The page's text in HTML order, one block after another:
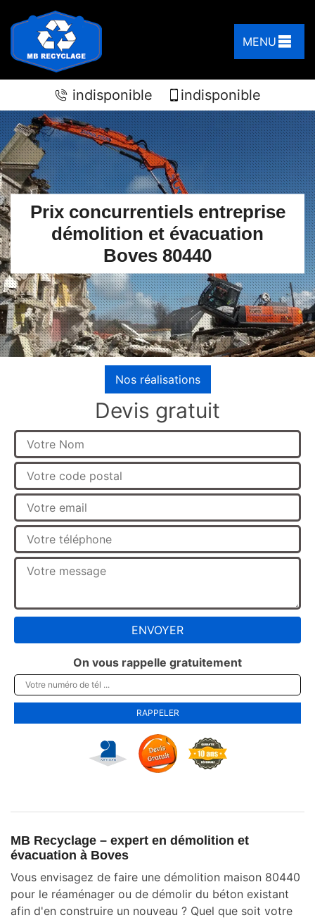
MENU
indisponible indisponible
Prix concurrentiels entreprise
démolition et évacuation
Boves 80440
Nos réalisations
Devis gratuit
On vous rappelle gratuitement
MB Recyclage – expert en démolition et
évacuation à Boves
Vous envisagez de faire une démolition maison 80440
pour le réaménager ou de démolir du béton existant
afin d'en construire un nouveau ? Quel que soit votre